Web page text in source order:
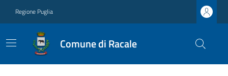
Regione Puglia
Comune di Racale